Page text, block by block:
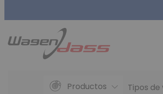
Productos Tipos